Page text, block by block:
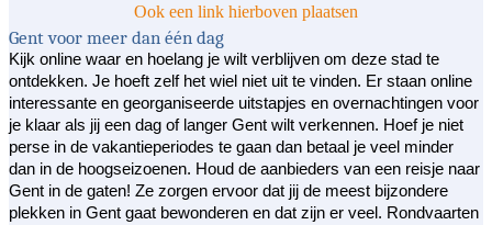
Ook een link hierboven plaatsen
Gent voor meer dan één dag
Kijk online waar en hoelang je wilt verblijven om deze stad te
ontdekken. Je hoeft zelf het wiel niet uit te vinden. Er staan online
interessante en georganiseerde uitstapjes en overnachtingen voor
je klaar als jij een dag of langer Gent wilt verkennen. Hoef je niet
perse in de vakantieperiodes te gaan dan betaal je veel minder
dan in de hoogseizoenen. Houd de aanbieders van een reisje naar
Gent in de gaten! Ze zorgen ervoor dat jij de meest bijzondere
plekken in Gent gaat bewonderen en dat zijn er veel. Rondvaarten